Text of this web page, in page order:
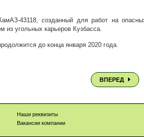
43118, созданный для работ на
из угольных карьеров Кузбасса.
до конца января 2020 года.
ВПЕРЕД
Наши реквизиты
Вакансии компании